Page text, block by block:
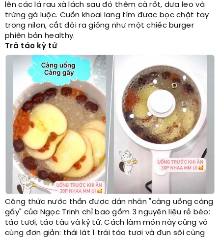
lên các lá rau xà lách sau đó thêm cà rốt, dưa leo và
trứng gà luộc. Cuốn khoai lang tím được bọc chặt tay
trong nilon, cắt đôi ra giống như một chiếc burger
phiên bản healthy.
Trà táo kỳ tử
Công thức nước thần được dán nhãn "càng uống càng
gầy" của Ngọc Trinh chỉ bao gồm 3 nguyên liệu rẻ bèo:
táo tươi, táo tàu và kỷ tử. Cách làm món này cũng vô
cùng đơn giản: thái lát 1 trái táo tươi và đun sôi cùng